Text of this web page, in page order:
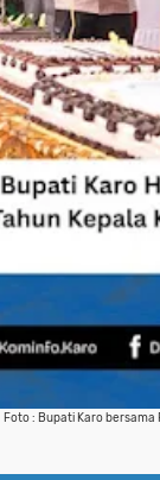
Foto : Bupati Karo